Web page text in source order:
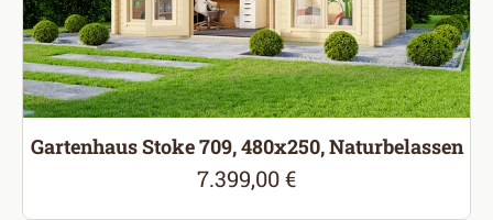
Gartenhaus Stoke 709, 480x250, Naturbelassen
Regulärer Preis:
7.399,00 €